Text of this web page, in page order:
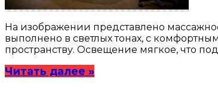
На изображении представлено
выполнено в светлых тонах, с
пространству. Освещение мягкое, что
Читать далее »